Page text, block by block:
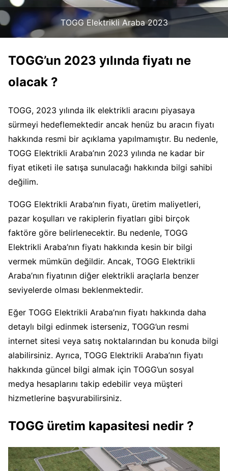
TOGG Elektrikli Araba 2023
TOGG’un 2023 yılında fiyatı ne
olacak ?
TOGG, 2023 yılında ilk elektrikli aracını piyasaya
sürmeyi hedeflemektedir ancak henüz bu aracın fiyatı
hakkında resmi bir açıklama yapılmamıştır. Bu nedenle,
TOGG Elektrikli Araba’nın 2023 yılında ne kadar bir
fiyat etiketi ile satışa sunulacağı hakkında bilgi sahibi
değilim.
TOGG Elektrikli Araba’nın fiyatı, üretim maliyetleri,
pazar koşulları ve rakiplerin fiyatları gibi birçok
faktöre göre belirlenecektir. Bu nedenle, TOGG
Elektrikli Araba’nın fiyatı hakkında kesin bir bilgi
vermek mümkün değildir. Ancak, TOGG Elektrikli
Araba’nın fiyatının diğer elektrikli araçlarla benzer
seviyelerde olması beklenmektedir.
Eğer TOGG Elektrikli Araba’nın fiyatı hakkında daha
detaylı bilgi edinmek isterseniz, TOGG’un resmi
internet sitesi veya satış noktalarından bu konuda bilgi
alabilirsiniz. Ayrıca, TOGG Elektrikli Araba’nın fiyatı
hakkında güncel bilgi almak için TOGG’un sosyal
medya hesaplarını takip edebilir veya müşteri
hizmetlerine başvurabilirsiniz.
TOGG üretim kapasitesi nedir ?